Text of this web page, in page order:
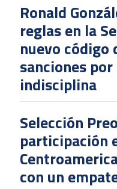
Ronald
reglas en la
nuevo código
sanciones
indisciplina
Selección
participación
con un